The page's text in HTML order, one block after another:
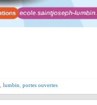
lumbin portes ouvertes